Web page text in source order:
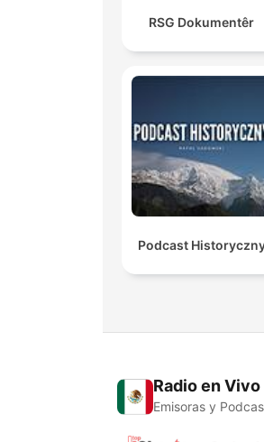
RSG Dokumentêr
Podcast
Radio en Vivo
Emisoras y